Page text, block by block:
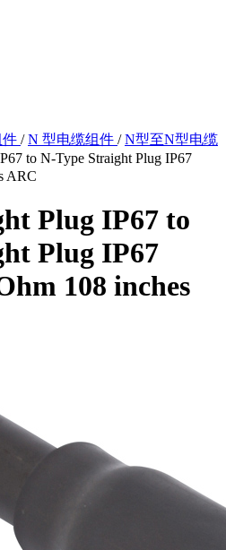
件 / N 型电缆组件 / N型至N型电缆
to N-Type Straight Plug IP67
ARC
Plug IP67 to
Plug IP67
108 inches